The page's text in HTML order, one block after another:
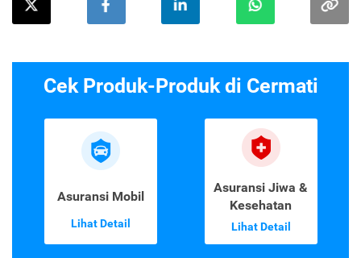
Cek Produk-Produk di Cermati
Asuransi Mobil
Lihat Detail
Asuransi Jiwa &
Kesehatan
Lihat Detail